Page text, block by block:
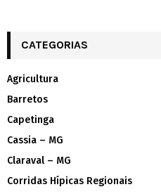
CATEGORIAS
Agricultura
Barretos
Capetinga
Cassia – MG
Claraval – MG
Corridas Hípicas Regionais